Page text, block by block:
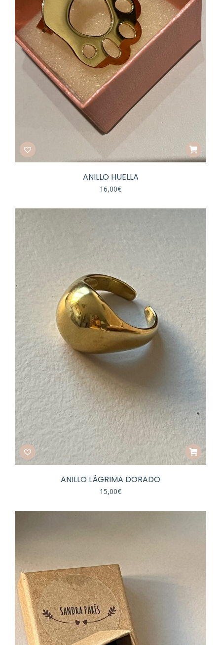
ANILLO HUELLA
16,00€
ANILLO LÁGRIMA DORADO
15,00€